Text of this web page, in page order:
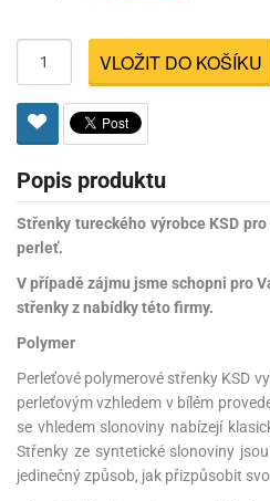
VLOŽIT DO KOŠÍKU
Popis produktu
Střenky tureckého výrobce KSD
perleť.
V případě zájmu jsme schopni pro
střenky z nabídky této firmy.
Polymer
Perleťové polymerové střenky KSD
perleťovým vzhledem v bílém
se vhledem slonoviny nabízejí
Střenky ze syntetické slonoviny
jedinečný způsob, jak přizpůsobit